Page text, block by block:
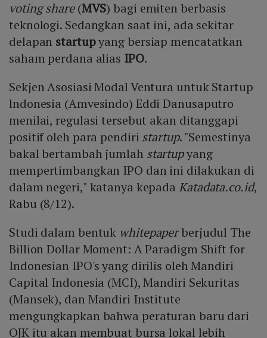
voting share(MVS) bagi emiten berbasis
teknologi. Sedangkan saat ini, ada sekitar
delapan startupyang bersiap mencatatkan
saham perdana alias IPO.
Sekjen Asosiasi Modal Ventura untuk Startup
lndonesia (Amvesindo) Eddi Danusaputro
menilai, regulasi tersebut akan ditanggapi
positif oleh para pendiri startup. "Semestinya
bakal bertambah jumlah startupyang
mempertimbangkan IPO dan ini dilakukan di
dalam negeri," katanya kepada Katadata.co.id,
Rabu (8/12).
Studi dalam bentuk whitepaperberjudul The
Billion Dollar Moment: A Paradigm Shift for
Indonesian IPO's yang dirilis oleh Mandiri
Capital Indonesia (MCI), Mandiri Sekuritas
(Mansek), dan Mandiri Institute
mengungkapkan bahwa peraturan baru dari
OJK itu akan membuat bursa lokal lebih